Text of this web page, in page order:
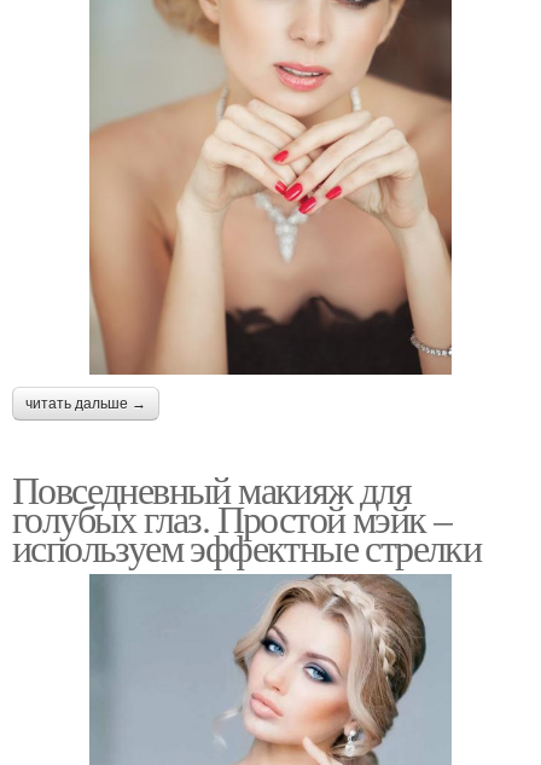
читать дальше →
Повседневный макияж для
голубых глаз. Простой мэйк –
используем эффектные стрелки